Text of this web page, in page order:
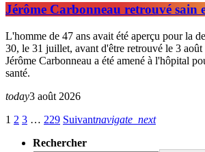
Jérôme Carbonneau retrouvé sain
L'homme de 47 ans avait été aperçu pour la
30, le 31 juillet, avant d'être retrouvé le 3
Jérôme Carbonneau a été amené à l'hôpital
santé.
today3 août 2026
1 2 3 … 229 Suivantnavigate_next
Rechercher